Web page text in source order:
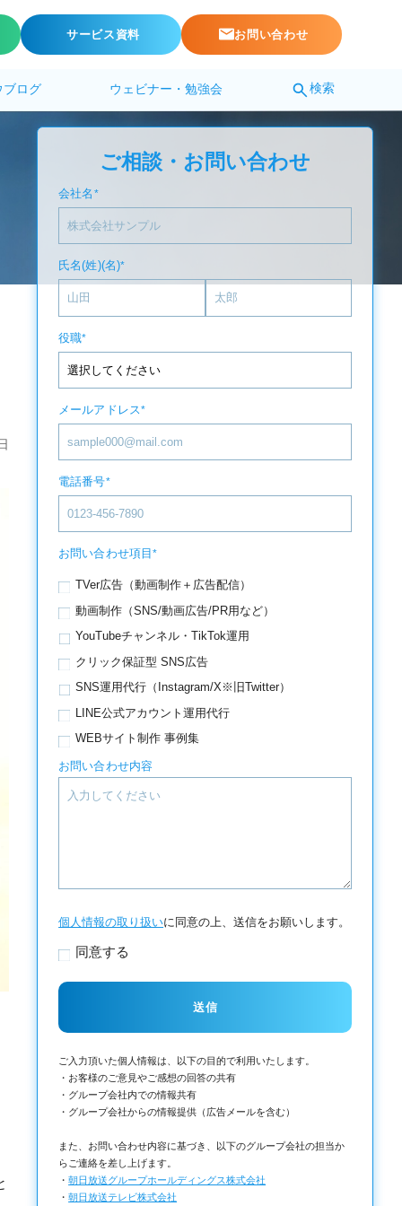
サービス資料 お問い合わせ
ブログ ウェビナー・勉強会 検索
ご相談・お問い合わせ
会社名 *
氏名(姓)(名)*
役職*
メールアドレス*
電話番号*
お問い合わせ項目*
TVer広告（動画制作＋広告配信）
動画制作（SNS/動画広告/PR用など）
YouTubeチャンネル・TikTok運用
クリック保証型 SNS広告
SNS運用代行（Instagram/X※旧Twitter）
LINE公式アカウント運用代行
WEBサイト制作 事例集
お問い合わせ内容
個人情報の取り扱いに同意の上、送信をお願いします。
同意する
ご入力頂いた個人情報は、以下の目的で利用いたします。
・お客様のご意見やご感想の回答の共有
・グループ会社内での情報共有
・グループ会社からの情報提供（広告メールを含む）
また、お問い合わせ内容に基づき、以下のグループ会社の担当か
らご連絡を差し上げます。
・朝日放送グループホールディングス株式会社
・朝日放送テレビ株式会社